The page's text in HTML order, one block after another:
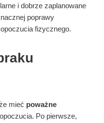
i dobrze zaplanowane
poprawy
fizycznego.
mieć poważne
Po pierwsze,